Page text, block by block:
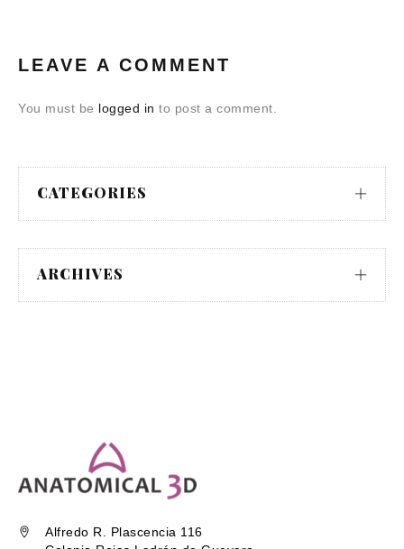
LEAVE A COMMENT
You must be logged in to post a comment.
CATEGORIES
ARCHIVES
Alfredo R. Plascencia 116